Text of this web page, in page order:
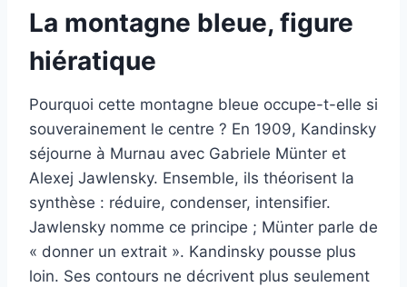
La montagne bleue, figure
hiératique
Pourquoi cette montagne bleue occupe-t-elle si
souverainement le centre ? En 1909, Kandinsky
séjourne à Murnau avec Gabriele Münter et
Alexej Jawlensky. Ensemble, ils théorisent la
synthèse : réduire, condenser, intensifier.
Jawlensky nomme ce principe ; Münter parle de
« donner un extrait ». Kandinsky pousse plus
loin. Ses contours ne décrivent plus seulement